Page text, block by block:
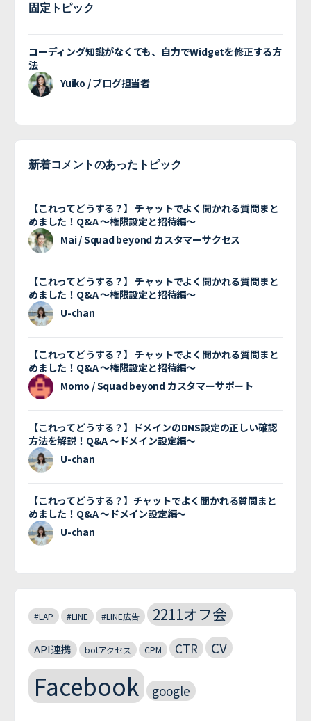
固定トピック
コーディング知識がなくても、自力でWidgetを修正する方
法
Yuiko / ブログ担当者
新着コメントのあったトピック
【これってどうする？】 チャットでよく聞かれる質問まと
めました！Q&A 〜権限設定と招待編〜
Mai / Squad beyond カスタマーサクセス
【これってどうする？】 チャットでよく聞かれる質問まと
めました！Q&A 〜権限設定と招待編〜
U-chan
【これってどうする？】 チャットでよく聞かれる質問まと
めました！Q&A 〜権限設定と招待編〜
Momo / Squad beyond カスタマーサポート
【これってどうする？】ドメインのDNS設定の正しい確認
方法を解説！Q&A 〜ドメイン設定編〜
U-chan
【これってどうする？】チャットでよく聞かれる質問まと
めました！Q&A 〜ドメイン設定編〜
U-chan
#LAP #LINE #LINE広告 2211オフ会
API連携 botアクセス CPM CTR CV
Facebook google